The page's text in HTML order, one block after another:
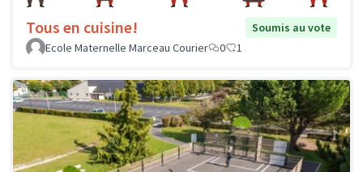
Tous en cuisine!
Soumis au vote
Ecole Maternelle Marceau Courier
0 1